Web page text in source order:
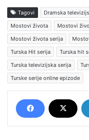
Tagovi Dramska
Mostovi života
Mostovi
Mostovi života serija
Turska Hit serija
Turska hit
Turska televizijska serija
Turske serije online epizode